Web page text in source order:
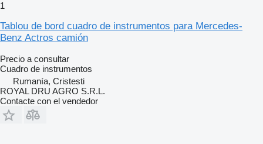
1
Tablou de bord cuadro de instrumentos para Mercedes-
Benz Actros camión
Precio a consultar
Cuadro de instrumentos
Rumanía, Cristesti
ROYAL DRU AGRO S.R.L.
Contacte con el vendedor